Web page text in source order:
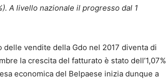
A livello nazionale il progresso dal 1
delle vendite della Gdo nel 2017 diventa di
la crescita del fatturato è stato dell’1,07%
economica del Belpaese inizia dunque a